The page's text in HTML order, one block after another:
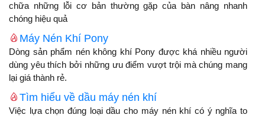
chữa những lỗi cơ bản thường gặp của bàn nâng nhanh
chóng hiệu quả
Máy Nén Khí Pony
Dòng sản phẩm nén không khí Pony được khá nhiều người
dùng yêu thích bởi những ưu điểm vượt trội mà chúng mang
lại giá thành rẻ.
Tìm hiểu về dầu máy nén khí
Việc lựa chọn đúng loại dầu cho máy nén khí có ý nghĩa to